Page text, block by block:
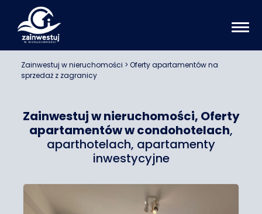
Zainwestuj w nieruchomości > Oferty apartamentów na
sprzedaż z zagranicy
Zainwestuj w nieruchomości, Oferty
apartamentów w condohotelach,
aparthotelach, apartamenty
inwestycyjne